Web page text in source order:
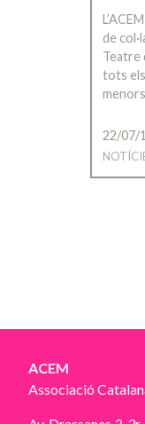
de
Teatre
tots els
22/07/
ACEM
Associació